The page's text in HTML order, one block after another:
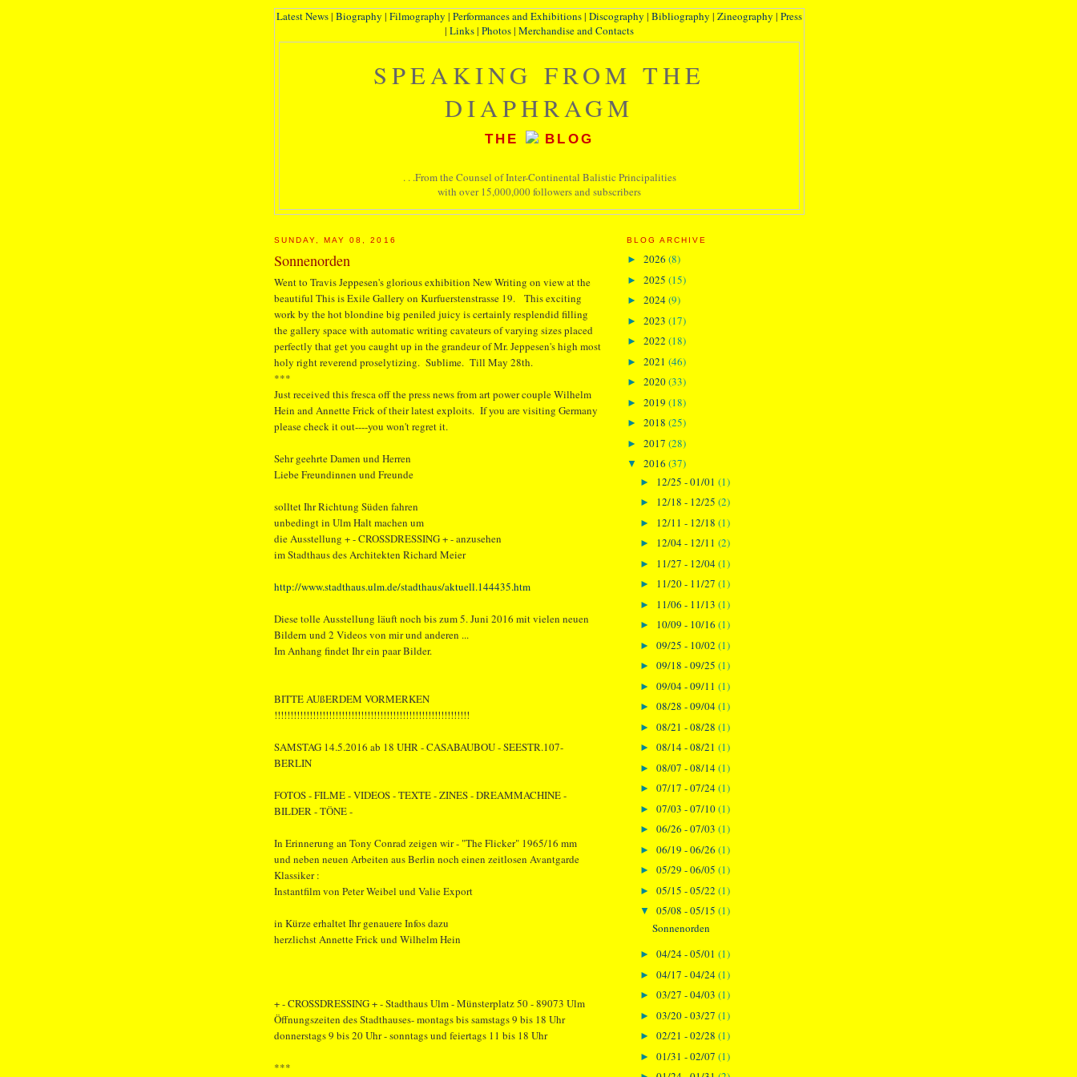
Latest News| Biography | Filmography | Performances and Exhibitions| Discography | Bibliography | Zineography | Press
| Links| Photos| Merchandise and Contacts
SPEAKING FROM THE
DIAPHRAGM
THE BLOG
. . .From the Counsel of Inter-Continental Balistic Principalities
with over 15,000,000 followers and subscribers
SUNDAY, MAY 08, 2016
Sonnenorden
Went to Travis Jeppesen's glorious exhibition New Writing on view at the
beautiful This is Exile Gallery on Kurfuerstenstrasse 19. This exciting
work by the hot blondine big peniled juicy is certainly resplendid filling
the gallery space with automatic writing cavateurs of varying sizes placed
perfectly that get you caught up in the grandeur of Mr. Jeppesen's high most
holy right reverend proselytizing. Sublime. Till May 28th.
***
Just received this fresca off the press news from art power couple Wilhelm
Hein and Annette Frick of their latest exploits. If you are visiting Germany
please check it out----you won't regret it.
Sehr geehrte Damen und Herren
Liebe Freundinnen und Freunde
solltet Ihr Richtung Süden fahren
unbedingt in Ulm Halt machen um
die Ausstellung + - CROSSDRESSING + - anzusehen
im Stadthaus des Architekten Richard Meier
http://www.stadthaus.ulm.de/stadthaus/aktuell.144435.htm
Diese tolle Ausstellung läuft noch bis zum 5. Juni 2016 mit vielen neuen
Bildern und 2 Videos von mir und anderen ...
Im Anhang findet Ihr ein paar Bilder.
BITTE AUßERDEM VORMERKEN
!!!!!!!!!!!!!!!!!!!!!!!!!!!!!!!!!!!!!!!!!!!!!!!!!!!!!!!!!!!!!
SAMSTAG 14.5.2016 ab 18 UHR - CASABAUBOU - SEESTR.107-
BERLIN
FOTOS - FILME - VIDEOS - TEXTE - ZINES - DREAMMACHINE -
BILDER - TÖNE -
In Erinnerung an Tony Conrad zeigen wir - "The Flicker" 1965/16 mm
und neben neuen Arbeiten aus Berlin noch einen zeitlosen Avantgarde
Klassiker :
Instantfilm von Peter Weibel und Valie Export
in Kürze erhaltet Ihr genauere Infos dazu
herzlichst Annette Frick und Wilhelm Hein
+ - CROSSDRESSING + - Stadthaus Ulm - Münsterplatz 50 - 89073 Ulm
Öffnungszeiten des Stadthauses- montags bis samstags 9 bis 18 Uhr
donnerstags 9 bis 20 Uhr - sonntags und feiertags 11 bis 18 Uhr
***
BLOG ARCHIVE
► 2026 (8)
► 2025 (15)
► 2024(9)
► 2023 (17)
► 2022 (18)
► 2021 (46)
► 2020(33)
► 2019 (18)
► 2018 (25)
► 2017 (28)
▼ 2016 (37)
► 12/25 - 01/01 (1)
► 12/18 - 12/25 (2)
► 12/11 - 12/18 (1)
► 12/04 - 12/11 (2)
► 11/27 - 12/04(1)
► 11/20 - 11/27 (1)
► 11/06 - 11/13 (1)
► 10/09 - 10/16 (1)
► 09/25 - 10/02 (1)
► 09/18 - 09/25 (1)
► 09/04 - 09/11 (1)
► 08/28 - 09/04(1)
► 08/21 - 08/28 (1)
► 08/14 - 08/21 (1)
► 08/07 - 08/14(1)
► 07/17 - 07/24(1)
► 07/03 - 07/10(1)
► 06/26 - 07/03 (1)
► 06/19 - 06/26 (1)
► 05/29 - 06/05 (1)
► 05/15 - 05/22 (1)
▼ 05/08 - 05/15 (1)
Sonnenorden
► 04/24 - 05/01 (1)
► 04/17 - 04/24(1)
► 03/27 - 04/03 (1)
► 03/20 - 03/27 (1)
► 02/21 - 02/28 (1)
► 01/31 - 02/07 (1)